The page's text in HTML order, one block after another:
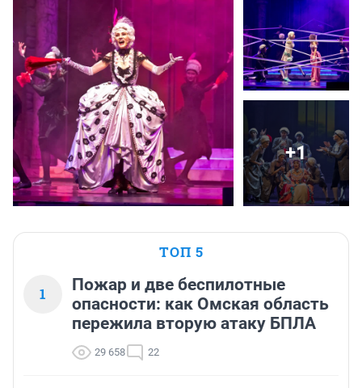
+1
ТОП 5
1
Пожар и две беспилотные
опасности: как Омская область
пережила вторую атаку БПЛА
29 658 22